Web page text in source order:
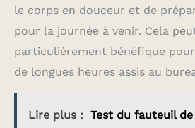
le corps en douceur et de
pour la journée à venir. Cela
particulièrement bénéfique
de longues heures assis au
Lire plus : Test du fauteuil de